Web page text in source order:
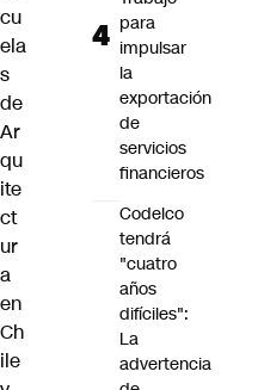
cu
ela
s
de
Ar
qu
ite
ct
ur
a
en
Ch
ile
para
impulsar
la
exportación
de
servicios
financieros
Codelco
tendrá
"cuatro
años
difíciles":
La
advertencia